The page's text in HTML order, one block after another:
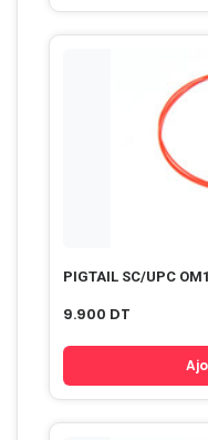
PIGTAIL SC/
9.900 DT